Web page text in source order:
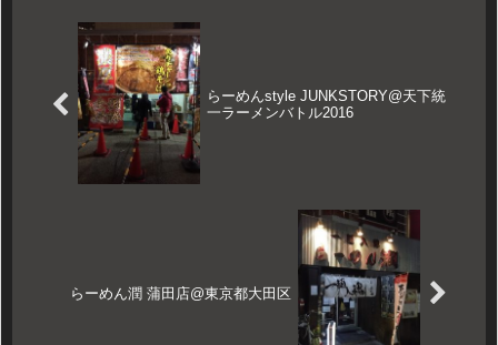
らーめんstyle JUNKSTORY@天下統
一ラーメンバトル2016
らーめん潤 蒲田店@東京都大田区